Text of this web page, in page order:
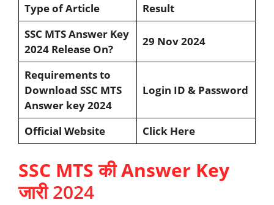
Type of Article
Result
SSC MTS Answer Key
2024 Release On?
29 Nov 2024
Requirements to
Download SSC MTS
Answer key 2024
Login ID & Password
Official Website Click Here
SSC MTS की Answer Key
जारी2024